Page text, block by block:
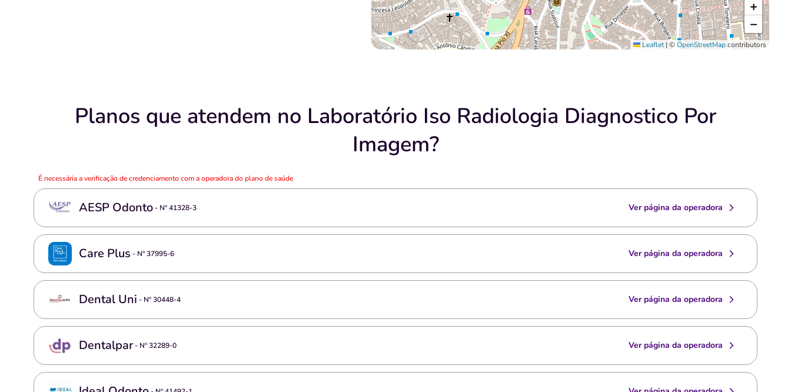
+
−
Leaflet | ©OpenStreetMapcontributors
Planos que atendem no Laboratório Iso Radiologia Diagnostico Por
Imagem?
É necessária a verificação de credenciamento com a operadora do plano de saúde
AESP Odonto- Nº41328-3 Ver página da operadora
Care Plus - Nº37995-6 Ver página da operadora
Dental Uni - Nº30448-4 Ver página da operadora
Dentalpar- Nº32289-0 Ver página da operadora